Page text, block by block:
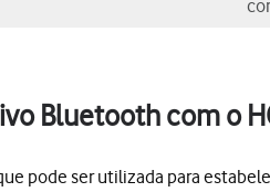
Bluetooth com o
pode ser utilizada para